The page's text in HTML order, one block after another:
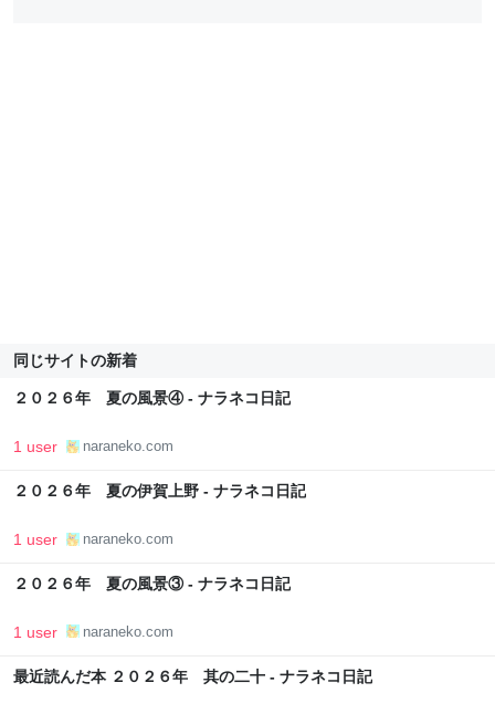
同じサイトの新着
２０２６年 夏の風景④ - ナラネコ日記
1 user naraneko.com
２０２６年 夏の伊賀上野 - ナラネコ日記
1 user naraneko.com
２０２６年 夏の風景③ - ナラネコ日記
1 user naraneko.com
最近読んだ本 ２０２６年 其の二十 - ナラネコ日記